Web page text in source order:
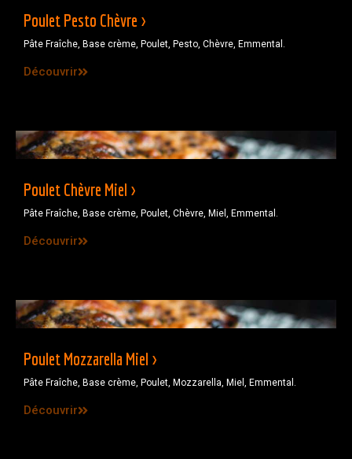
Poulet Pesto Chèvre >
Pâte Fraîche, Base crème, Poulet, Pesto, Chèvre, Emmental.
Découvrir
Poulet Chèvre Miel >
Pâte Fraîche, Base crème, Poulet, Chèvre, Miel, Emmental.
Découvrir
Poulet Mozzarella Miel >
Pâte Fraîche, Base crème, Poulet, Mozzarella, Miel, Emmental.
Découvrir